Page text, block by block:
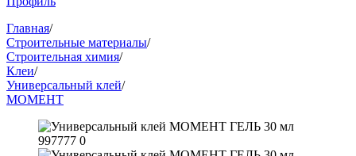
Главная/
Строительные материалы/
Строительная химия/
Клеи/
Универсальный клей/
МОМЕНТ